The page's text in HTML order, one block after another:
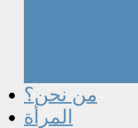
من نحن؟
المرأة